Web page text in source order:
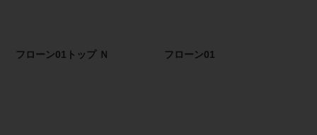
フローン01トップ Ｎ フローン01